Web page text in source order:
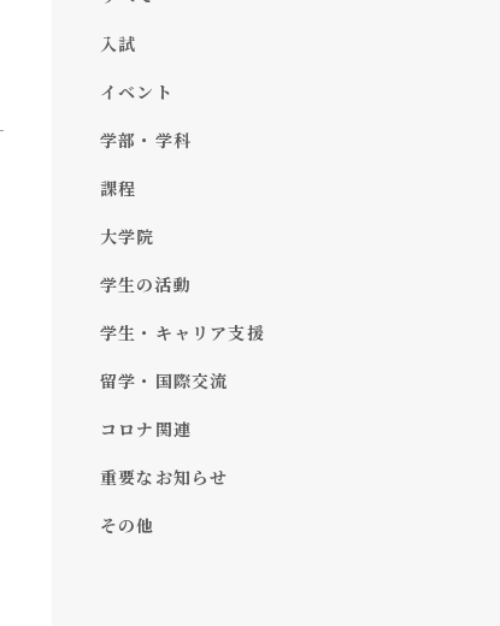
入試
イベント
学部・学科
課程
大学院
学生の活動
学生・キャリア支援
留学・国際交流
コロナ関連
重要なお知らせ
その他